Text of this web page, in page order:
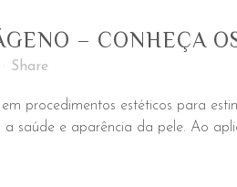
– CONHEÇA
Share
procedimentos estéticos para
saúde e aparência da pele. Ao